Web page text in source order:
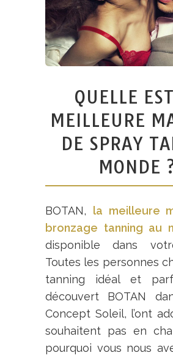
QUELLE
MEILLEURE
DE SPRAY
MONDE
BOTAN, la meilleure
bronzage tanning au
disponible dans
Toutes les personnes
tanning idéal et
découvert BOTAN
Concept Soleil, l’ont
souhaitent pas en
pourquoi vous nous